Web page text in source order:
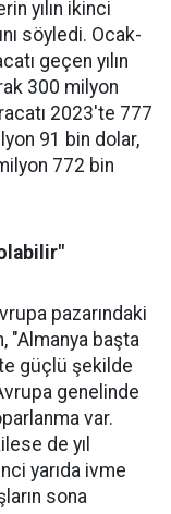
yılın ikinci
söyledi. Ocak-
geçen yılın
300 milyon
2023'te 777
91 bin dolar,
772 bin
pazarındaki
"Almanya başta
güçlü şe­kilde
genelinde
var.
de yıl
yarıda ivme
sona